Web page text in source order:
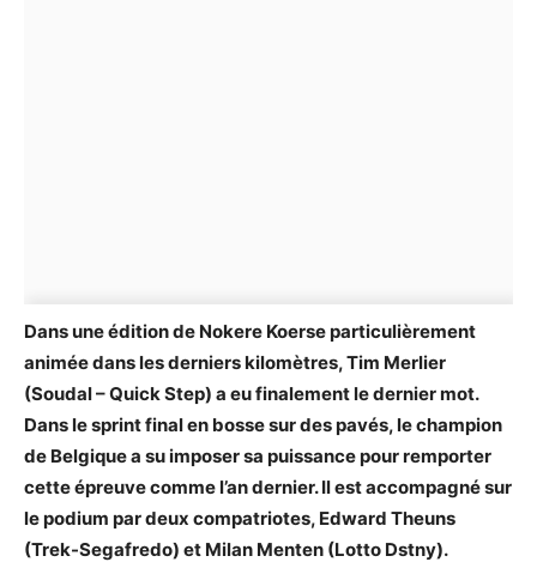
Dans une édition de Nokere Koerse particulièrement
animée dans les derniers kilomètres, Tim Merlier
(Soudal – Quick Step) a eu finalement le dernier mot.
Dans le sprint final en bosse sur des pavés, le champion
de Belgique a su imposer sa puissance pour remporter
cette épreuve comme l’an dernier. Il est accompagné sur
le podium par deux compatriotes, Edward Theuns
(Trek-Segafredo) et Milan Menten (Lotto Dstny).